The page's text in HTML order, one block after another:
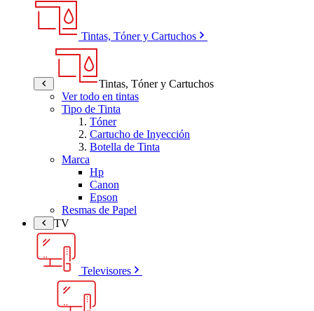
Tintas, Tóner y Cartuchos
Tintas, Tóner y Cartuchos
Ver todo en tintas
Tipo de Tinta
Tóner
Cartucho de Inyección
Botella de Tinta
Marca
Hp
Canon
Epson
Resmas de Papel
TV
Televisores